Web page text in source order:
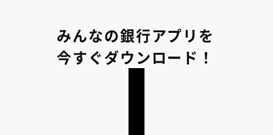
みんなの銀行アプリを
今すぐダウンロード！